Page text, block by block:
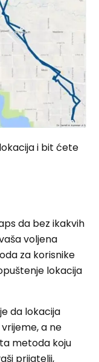
i bit ćete
da bez ikakvih
voljena
za korisnike
lokacija
da lokacija
a ne
metoda koju
prijatelji,